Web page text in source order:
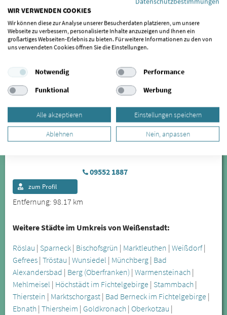
Dent One Tower
Dombühler Straße 8
90449 Nürnberg
Entfernung: 97.28 km
zum Profil
Moderne CMD-Therapie
Zahnarztpraxis Dentallove
Zum Wasserschloss 8
96132 Schlüsselfeld
09552 1887
Entfernung: 98.17 km
zum Profil
Weitere Städte im Umkreis von Weißenstadt:
Röslau | Sparneck | Bischofsgrün | Marktleuthen | Weißdorf|
Gefrees | Tröstau | Wunsiedel | Münchberg | Bad
Alexandersbad | Berg (Oberfranken) | Warmensteinach |
Mehlmeisel | Höchstädt im Fichtelgebirge | Stammbach |
Thierstein | Marktschorgast | Bad Berneck im Fichtelgebirge |
Ebnath | Thiersheim | Goldkronach | Oberkotzau |
WIR VERWENDEN COOKIES
Wir können diese zur Analyse unserer Besucherdaten platzieren, um unsere
Webseite zu verbessern, personalisierte Inhalte anzuzeigen und Ihnen ein
großartiges Webseiten-Erlebnis zu bieten. Für weitere Informationen zu den von
uns verwendeten Cookies öffnen Sie die Einstellungen.
Notwendig
Performance
Funktional
Werbung
Alle akzeptieren Einstellungen speichern
Ablehnen Nein, anpassen